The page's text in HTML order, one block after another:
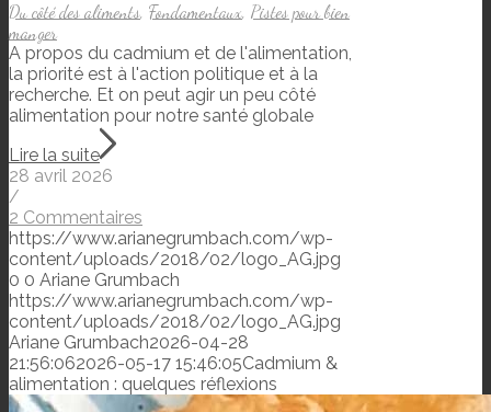
Du côté des aliments, Fondamentaux, Pistes pour bien
manger
A propos du cadmium et de l'alimentation,
la priorité est à l'action politique et à la
recherche. Et on peut agir un peu côté
alimentation pour notre santé globale
Lire la suite
28 avril 2026
/
2 Commentaires
https://www.arianegrumbach.com/wp-
content/uploads/2018/02/logo_AG.jpg
0 0 Ariane Grumbach
https://www.arianegrumbach.com/wp-
content/uploads/2018/02/logo_AG.jpg
Ariane Grumbach2026-04-28
21:56:062026-05-17 15:46:05Cadmium &
alimentation : quelques réflexions